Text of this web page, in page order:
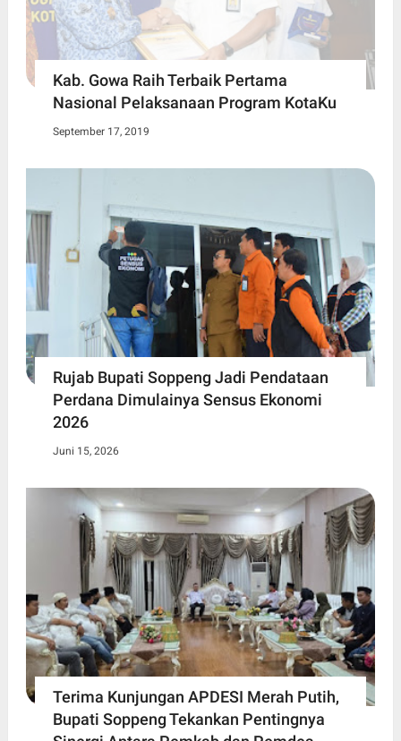
Kab. Gowa Raih Terbaik Pertama
Nasional Pelaksanaan Program KotaKu
September 17, 2019
Rujab Bupati Soppeng Jadi Pendataan
Perdana Dimulainya Sensus Ekonomi
2026
Juni 15, 2026
Terima Kunjungan APDESI Merah Putih,
Bupati Soppeng Tekankan Pentingnya